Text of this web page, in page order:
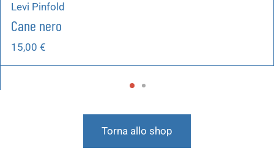
Levi Pinfold
Cane nero
15,00 €
Torna allo shop